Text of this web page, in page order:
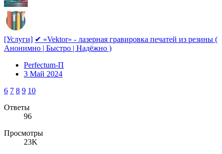
[Услуги] ✔ «Vektor» - лазерная гравировка печатей из резины (
Анонимно | Быстро | Надёжно )
Perfectum-П
3 Май 2024
6 7 8 9 10
Ответы
96
Просмотры
23K